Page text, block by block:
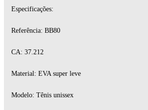
Especificações:
Referência: BB80
CA: 37.212
Material: EVA super leve
Modelo: Tênis unissex